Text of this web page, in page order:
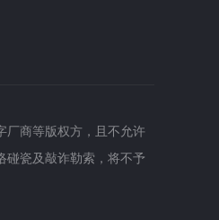
厂商等版权方，且不允许
碰瓷及敲诈勒索，将不予